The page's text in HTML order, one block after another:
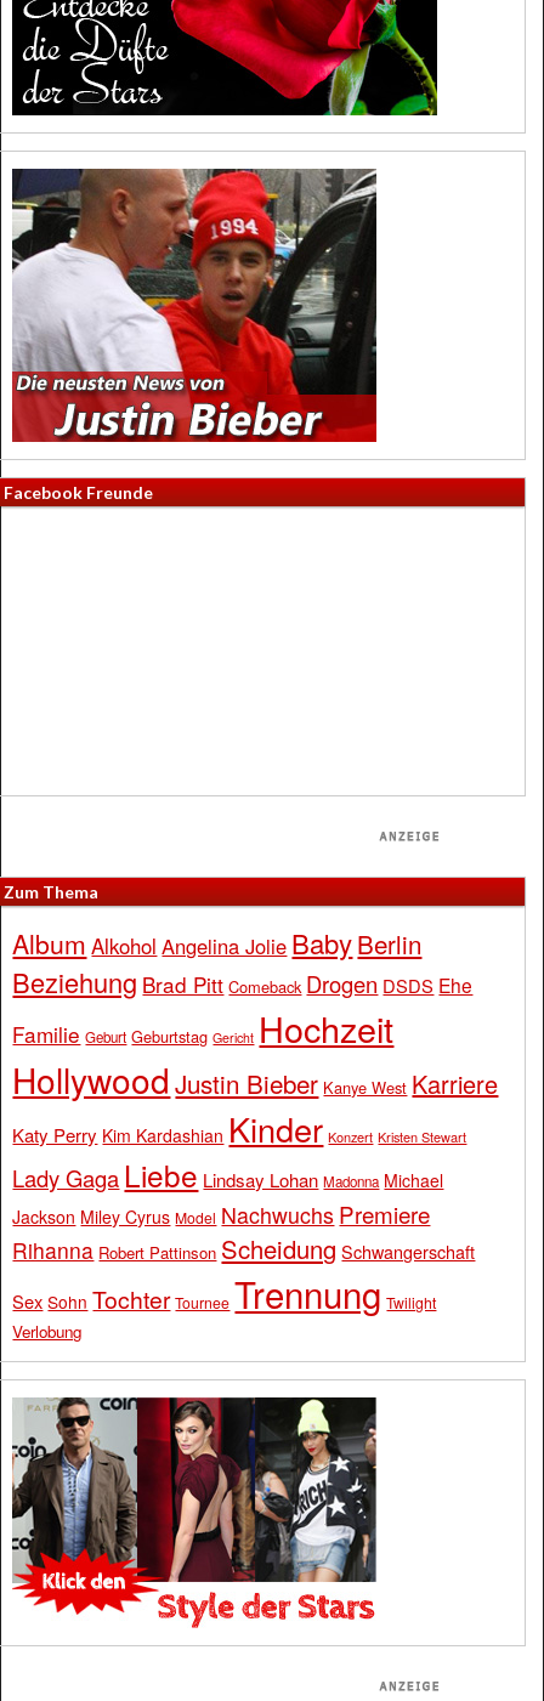
Facebook Freunde
Zum Thema
Album Alkohol Angelina Jolie BabyBerlin
Beziehung Brad Pitt Comeback Drogen DSDS Ehe
Familie Geburt Geburtstag Gericht Hochzeit
Hollywood Justin Bieber Kanye West Karriere
Katy Perry Kim Kardashian Kinder Konzert Kristen Stewart
Lady Gaga Liebe Lindsay Lohan Madonna Michael
Jackson Miley Cyrus Model Nachwuchs Premiere
Rihanna Robert Pattinson Scheidung Schwangerschaft
Sex Sohn Tochter Tournee Trennung Twilight
Verlobung